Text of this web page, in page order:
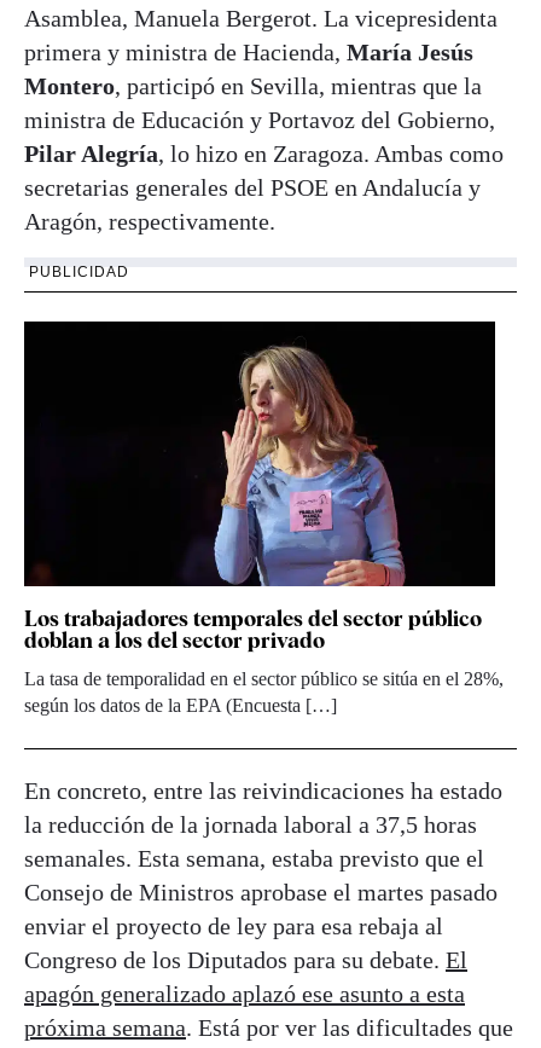
Asamblea, Manuela Bergerot. La vicepresidenta
primera y ministra de Hacienda, María Jesús
Montero, participó en Sevilla, mientras que la
ministra de Educación y Portavoz del Gobierno,
Pilar Alegría, lo hizo en Zaragoza. Ambas como
secretarias generales del PSOE en Andalucía y
Aragón, respectivamente.
PUBLICIDAD
Los trabajadores temporales del sector público
doblan a los del sector privado
La tasa de temporalidad en el sector público se sitúa en el 28%,
según los datos de la EPA (Encuesta […]
En concreto, entre las reivindicaciones ha estado
la reducción de la jornada laboral a 37,5 horas
semanales. Esta semana, estaba previsto que el
Consejo de Ministros aprobase el martes pasado
enviar el proyecto de ley para esa rebaja al
Congreso de los Diputados para su debate. El
apagón generalizado aplazó ese asunto a esta
próxima semana. Está por ver las dificultades que